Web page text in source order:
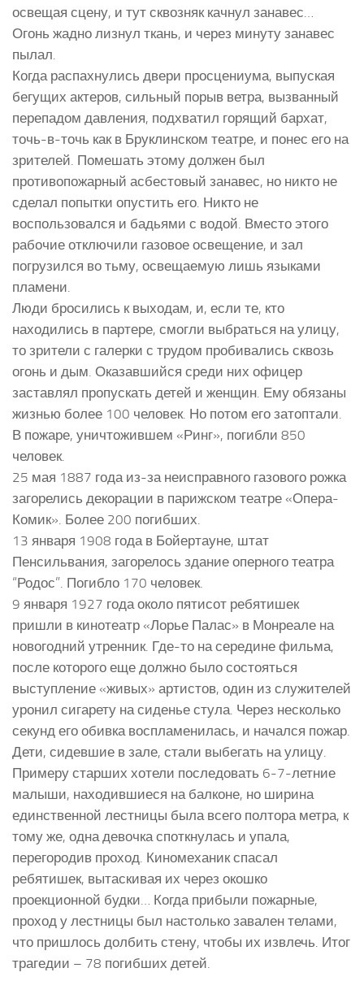
освещая сцену, и тут сквозняк качнул занавес…
Огонь жадно лизнул ткань, и через минуту занавес
пылал.
Когда распахнулись двери просцениума, выпуская
бегущих актеров, сильный порыв ветра, вызванный
перепадом давления, подхватил горящий бархат,
точь-в-точь как в Бруклинском театре, и понес его на
зрителей. Помешать этому должен был
противопожарный асбестовый занавес, но никто не
сделал попытки опустить его. Никто не
воспользовался и бадьями с водой. Вместо этого
рабочие отключили газовое освещение, и зал
погрузился во тьму, освещаемую лишь языками
пламени.
Люди бросились к выходам, и, если те, кто
находились в партере, смогли выбраться на улицу,
то зрители с галерки с трудом пробивались сквозь
огонь и дым. Оказавшийся среди них офицер
заставлял пропускать детей и женщин. Ему обязаны
жизнью более 100 человек. Но потом его затоптали.
В пожаре, уничтожившем «Ринг», погибли 850
человек.
25 мая 1887 года из-за неисправного газового рожка
загорелись декорации в парижском театре «Опера-
Комик». Более 200 погибших.
13 января 1908 года в Бойертауне, штат
Пенсильвания, загорелось здание оперного театра
“Родос”. Погибло 170 человек.
9 января 1927 года около пятисот ребятишек
пришли в кинотеатр «Лорье Палас» в Монреале на
новогодний утренник. Где-то на середине фильма,
после которого еще должно было состояться
выступление «живых» артистов, один из служителей
уронил сигарету на сиденье стула. Через несколько
секунд его обивка воспламенилась, и начался пожар.
Дети, сидевшие в зале, стали выбегать на улицу.
Примеру старших хотели последовать 6-7-летние
малыши, находившиеся на балконе, но ширина
единственной лестницы была всего полтора метра, к
тому же, одна девочка споткнулась и упала,
перегородив проход. Киномеханик спасал
ребятишек, вытаскивая их через окошко
проекционной будки… Когда прибыли пожарные,
проход у лестницы был настолько завален телами,
что пришлось долбить стену, чтобы их извлечь. Итог
трагедии – 78 погибших детей.